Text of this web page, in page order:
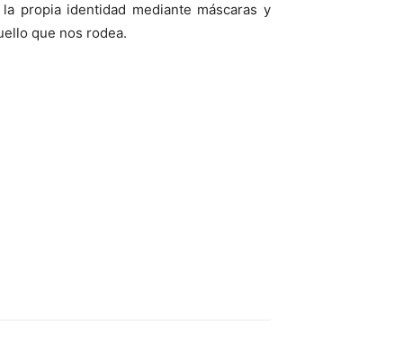
propia identidad mediante máscaras y
que nos rodea.